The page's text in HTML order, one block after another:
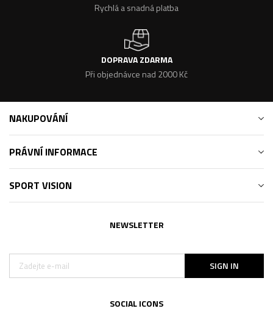
Rychlá a snadná platba
DOPRAVA ZDARMA
Při objednávce nad 2000 Kč
NAKUPOVÁNÍ
PRÁVNÍ INFORMACE
SPORT VISION
NEWSLETTER
SIGN IN
SOCIAL ICONS